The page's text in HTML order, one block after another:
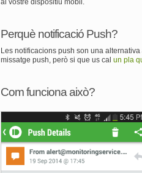
Perquè notificació Push?
Les notificacions push son una
missatge push, però si que us cal un pla
Com funciona això?